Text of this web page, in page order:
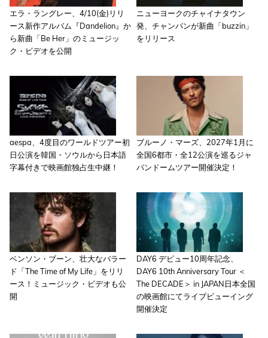
エラ・ラングレー、4/10(金)リリ
ース新作アルバム『Dandelion』か
ら新曲「Be Her」のミュージッ
ク・ビデオを公開
ニューヨークのチャイナタウン
発、チャンパンが新曲「buzzin」
をリリース
aespa、4度目のワールドツアー初
日公演を韓国・ソウルから日本語
字幕付きで映画館独占生中継！
ブルーノ・マーズ、2027年1月に
全国6都市・全12公演を巡るジャ
パンドームツアー開催決定！
ベンソン・ブーン、壮大なバラー
ド「The Time of My Life」をリリ
ース！ミュージック・ビデオも公
開
DAY6 デビュー10周年記念、
DAY6 10th Anniversary Tour ＜
The DECADE＞ in JAPAN日本全国
の映画館にてライブビューイング
開催決定